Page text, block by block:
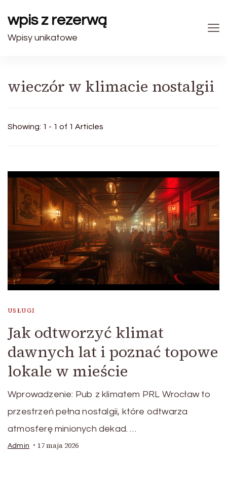
wpis z rezerwą
Wpisy unikatowe
wieczór w klimacie nostalgii
Showing: 1 - 1 of 1 Articles
USŁUGI
Jak odtworzyć klimat
dawnych lat i poznać topowe
lokale w mieście
Wprowadzenie: Pub z klimatem PRL Wrocław to
przestrzeń pełna nostalgii, które odtwarza
atmosferę minionych dekad. …
Admin 17 maja 2026